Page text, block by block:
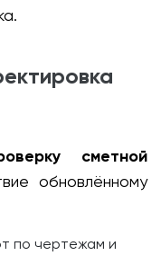
сметной
обновлённому
по чертежам и